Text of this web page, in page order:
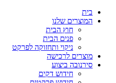
בית
המוצרים שלנו
חוץ הבית
פנים הבית
ניקוי ותחזוקה לפרקט
מוצרים לרכישה
סירנובה ביצוע
חידוש דקים